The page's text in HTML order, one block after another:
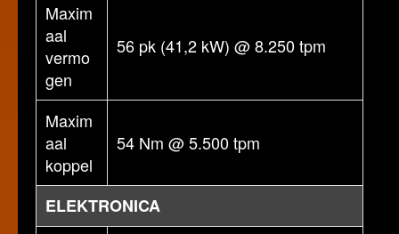
Maxim
aal
vermo
gen
56 pk (41,2 kW) @ 8.250 tpm
Maxim
aal
koppel
54 Nm @ 5.500 tpm
ELEKTRONICA